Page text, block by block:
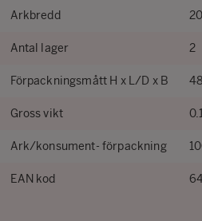
Arkbredd
Antal lager 2
Förpackningsmått H x L/D x B
Gross vikt
Ark/konsument- förpackning
EAN kod